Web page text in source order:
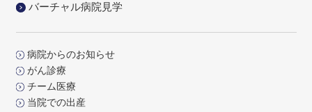
バーチャル病院見学
病院からのお知らせ
がん診療
チーム医療
当院での出産